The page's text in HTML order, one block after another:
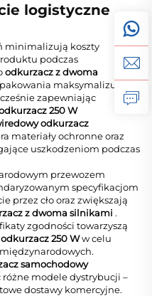
logistyczne
minimalizują koszty
podczas
odkurzacz z dwoma
maksymalizuje
zapewniając
250 W
odkurzacz
materiały ochronne oraz
uszkodzeniom podczas
przewozem
specyfikacjom
przez cło oraz zwiększają
z dwoma silnikami .
zgodności towarzyszą
250 Ww celu
samochodowy
modele dystrybucji –
dostawy komercyjne.